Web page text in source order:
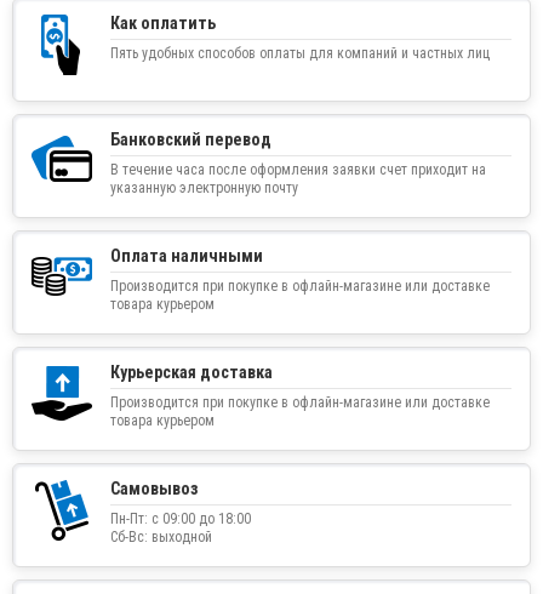
Как оплатить
Пять удобных способов оплаты для компаний и частных лиц
Банковский перевод
В течение часа после оформления заявки счет приходит на
указанную электронную почту
Оплата наличными
Производится при покупке в офлайн-магазине или доставке
товара курьером
Курьерская доставка
Производится при покупке в офлайн-магазине или доставке
товара курьером
Самовывоз
Пн-Пт: с 09:00 до 18:00
Сб-Вс: выходной